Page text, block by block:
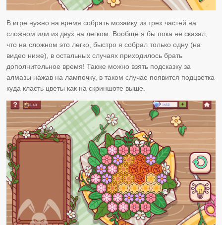
В игре нужно на время собрать мозаику из трех частей на
сложном или из двух на легком. Вообще я бы пока не сказал,
что на сложном это легко, быстро я собрал только одну (на
видео ниже), в остальных случаях приходилось брать
дополнительное время! Также можно взять подсказку за
алмазы нажав на лампочку, в таком случае появится подцветка
куда класть цветы как на скриншоте выше.